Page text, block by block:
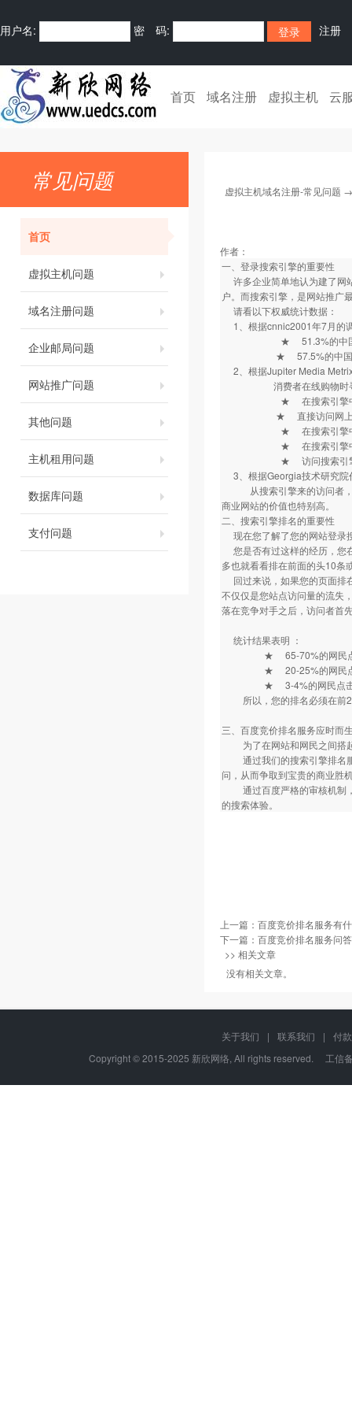
用户名: 密 码: 注册
首页 域名注册 虚拟主机 云
常见问题
首页
虚拟主机问题
域名注册问题
企业邮局问题
网站推广问题
其他问题
主机租用问题
数据库问题
支付问题
虚拟主机域名注册-常见问题
作者：
一、登录搜索引擎的重要性
许多企业简单地认为建了网
户。而搜索引擎，是网站推广
请看以下权威统计数据
1、根据cnnic2001年7月的
★ 51.3%的中国互联
★ 57.5%的中国互联
2、根据Jupiter Media
消费者在线购物时寻找
★ 在搜索引擎中输
★ 直接访问网上商
★ 在搜索引擎中输
★ 在搜索引擎中输
★ 访问搜索引擎
3、根据Georgia技术研究院
从搜索引擎来的访问者，新
商业网站的价值也特别高。
二、搜索引擎排名的重要性
现在您了解了您的网站登
您是否有过这样的经历，您
多也就看看排在前面的头10条
回过来说，如果您的页面排
不仅仅是您站点访问量的流失
落在竞争对手之后，访问者首
统计结果表明 ：
★ 65-70%的网民点击
★ 20-25%的网民点击
★ 3-4%的网民点击量被
所以，您的排名必须在前
三、百度竞价排名服务应时而
为了在网站和网民之间搭
通过我们的搜索引擎排名服
问，从而争取到宝贵的商业胜
通过百度严格的审核机制，
的搜索体验。
上一篇： 百度竞价排名服务有
下一篇： 百度竞价排名服务问答
>> 相关文章
没有相关文章。
关于我们 | 联系我们 |
付
Copyright © 2015-2025 新欣网络, All rights reserved. 工信